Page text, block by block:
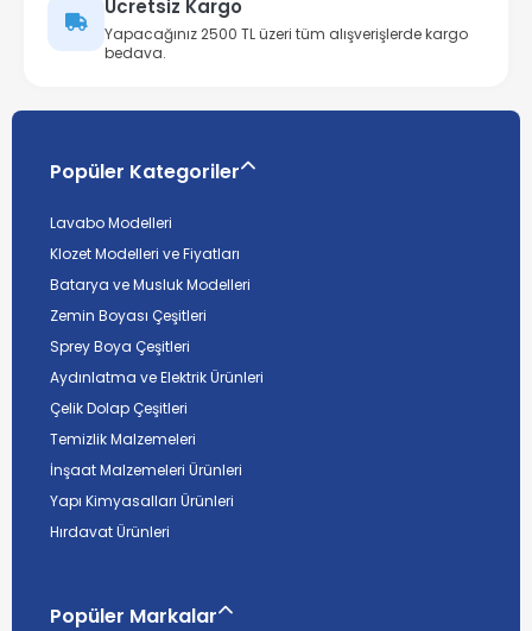
Ücretsiz Kargo
Yapacağınız 2500 TL üzeri tüm alışverişlerde kargo
bedava.
Popüler Kategoriler
Lavabo Modelleri
Klozet Modelleri ve Fiyatları
Batarya ve Musluk Modelleri
Zemin Boyası Çeşitleri
Sprey Boya Çeşitleri
Aydınlatma ve Elektrik Ürünleri
Çelik Dolap Çeşitleri
Temizlik Malzemeleri
İnşaat Malzemeleri Ürünleri
Yapı Kimyasalları Ürünleri
Hırdavat Ürünleri
Popüler Markalar